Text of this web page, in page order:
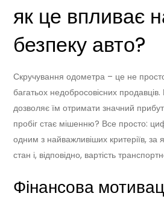
як це впливає
безпеку авто?
Скручування одометра – це не
багатьох недобросовісних продавців.
дозволяє їм отримати значний
пробіг стає мішенню? Все просто:
одним з найважливіших критеріїв, за
стан і, відповідно, вартість
Фінансова